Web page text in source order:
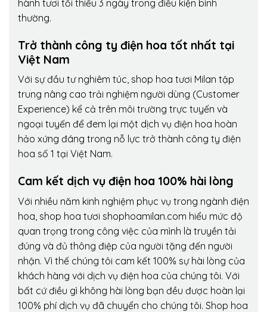
hành tươi tối thiểu 3 ngày trong điều kiện bình
thường.
Trở thành công ty điện hoa tốt nhất tại
Việt Nam
Với sự đầu tư nghiêm túc, shop hoa tươi Milan tập
trung nâng cao trải nghiệm người dùng (Customer
Experience) kể cả trên môi trường trực tuyến và
ngoại tuyến để đem lại một dịch vụ điện hoa hoàn
hảo xứng đáng trong nỗ lực trở thành công ty điện
hoa số 1 tại Việt Nam.
Cam kết dịch vụ điện hoa 100% hài lòng
Với nhiều năm kinh nghiệm phục vụ trong ngành điện
hoa, shop hoa tươi shophoamilan.com hiểu mức độ
quan trọng trong công việc của mình là truyền tải
đúng và đủ thông điệp của người tặng đến người
nhận. Vì thế chúng tôi cam kết 100% sự hài lòng của
khách hàng với dịch vụ điện hoa của chúng tôi. Với
bất cứ điều gì không hài lòng bạn đều được hoàn lại
100% phí dịch vụ đã chuyển cho chúng tôi. Shop hoa